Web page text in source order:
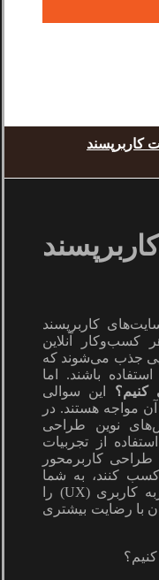
کاربرپسند
کاربرپسند
کسب‌وکار آنلاین
جذب می‌شوند که
باشند. اما
کنیم؟ این سوالی
مواجه هستند. در
نوین طراحی
از تجربیات
طراحی کاربرمحور
کسب کنند، به شما
نشان می‌دهیم که چگونه می‌توانید تجربه کاربری (UX) را
با رضایت بیشتری